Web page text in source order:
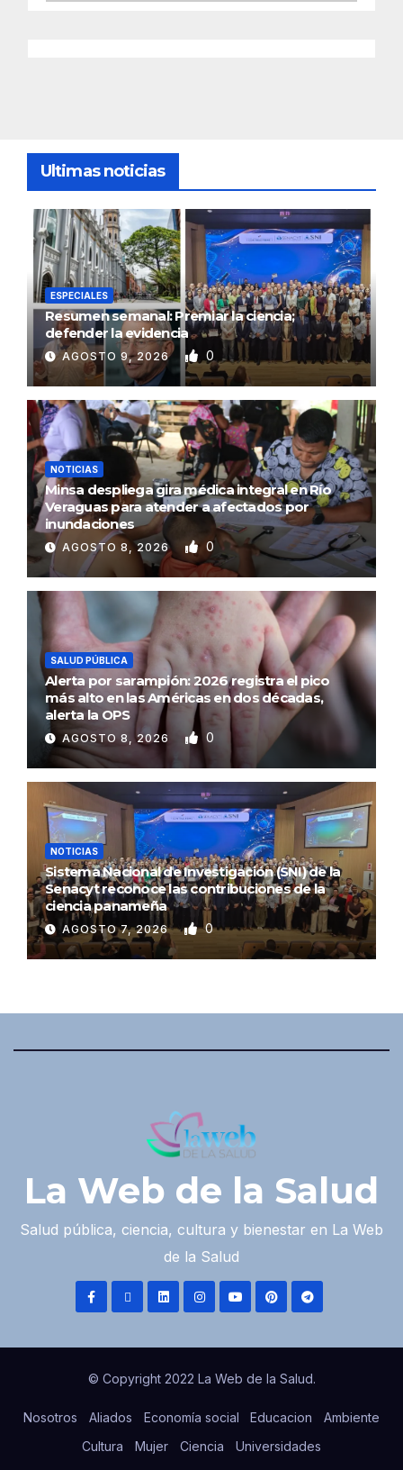
Ultimas noticias
ESPECIALES
Resumen semanal: Premiar la ciencia;
defender la evidencia
AGOSTO 9, 2026 0
NOTICIAS
Minsa despliega gira médica integral en Río
Veraguas para atender a afectados por
inundaciones
AGOSTO 8, 2026 0
SALUD PÚBLICA
Alerta por sarampión: 2026 registra el pico
más alto en las Américas en dos décadas,
alerta la OPS
AGOSTO 8, 2026 0
NOTICIAS
Sistema Nacional de Investigación (SNI) de la
Senacyt reconoce las contribuciones de la
ciencia panameña
AGOSTO 7, 2026 0
La Web de la Salud
Salud pública, ciencia, cultura y bienestar en La Web
de la Salud
© Copyright 2022 La Web de la Salud.
Nosotros Aliados Economía social Educacion
Ambiente
Cultura
Mujer Ciencia
Universidades